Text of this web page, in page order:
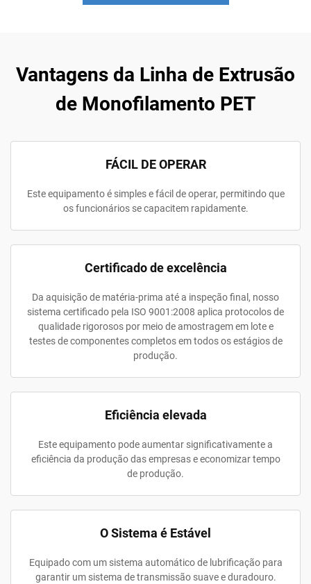
Vantagens da Linha de Extrusão
de Monofilamento PET
FÁCIL DE OPERAR
Este equipamento é simples e fácil de operar, permitindo que
os funcionários se capacitem rapidamente.
Certificado de excelência
Da aquisição de matéria-prima até a inspeção final, nosso
sistema certificado pela ISO 9001:2008 aplica protocolos de
qualidade rigorosos por meio de amostragem em lote e
testes de componentes completos em todos os estágios de
produção.
Eficiência elevada
Este equipamento pode aumentar significativamente a
eficiência da produção das empresas e economizar tempo
de produção.
O Sistema é Estável
Equipado com um sistema automático de lubrificação para
garantir um sistema de transmissão suave e duradouro.